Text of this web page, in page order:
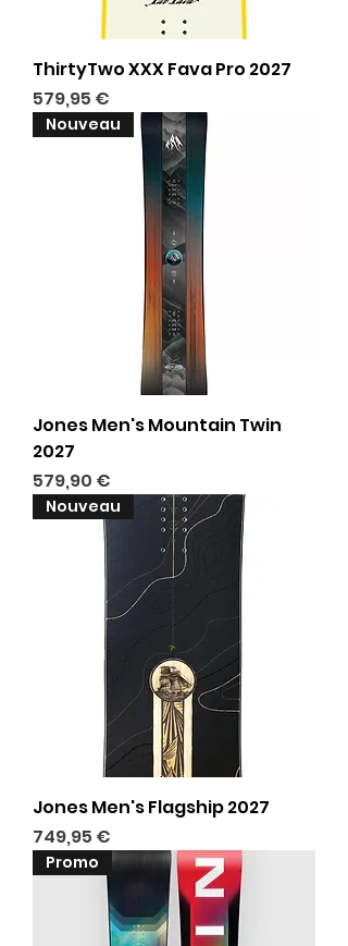
ThirtyTwo XXX Fava Pro 2027
Prix
579,95 €
Nouveau
Jones Men's Mountain Twin
2027
Prix
579,90 €
Nouveau
Jones Men's Flagship 2027
Prix
749,95 €
Promo